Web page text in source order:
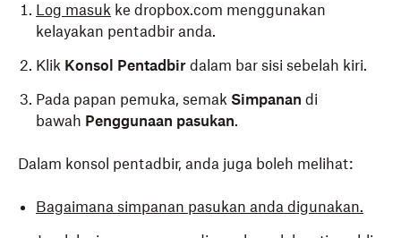
Log masuk ke dropbox.com menggunakan
kelayakan pentadbir anda.
Klik Konsol Pentadbir dalam bar sisi sebelah kiri.
Pada papan pemuka, semak Simpanan di
bawah Penggunaan pasukan.
Dalam konsol pentadbir, anda juga boleh melihat:
Bagaimana simpanan pasukan anda digunakan.